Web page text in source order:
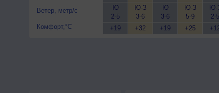
Ветер, метр/с
Комфорт,°C
Ю
2-5
+19
Ю-З
3-6
+32
Ю
3-6
+19
Ю-З
5-9
+25
Ю-
2-5